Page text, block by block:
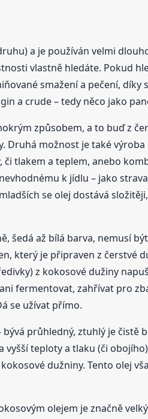
a je používán velmi
vlastně hledáte. Pokud
smažení a pečení,
a crude – tedy něco jako
způsobem, a to buď z
Druhá možnost je také
tlakem a teplem, anebo
k jídlu – jako
se olej dostává
šedá až bílá barva, nemusí
který je připraven z čerstvé
z kokosové dužiny
fermentovat, zahřívat pro
se užívat přímo.
bývá průhledný, ztuhlý je
teploty a tlaku (či
dužniny. Tento olej
olejem je značně